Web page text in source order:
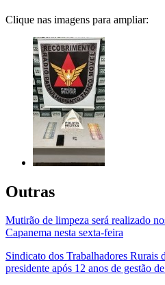
Clique nas imagens para ampliar:
Outras
Mutirão de limpeza será realizado
Capanema nesta sexta-feira
Sindicato dos Trabalhadores Rurais
presidente após 12 anos de gestão